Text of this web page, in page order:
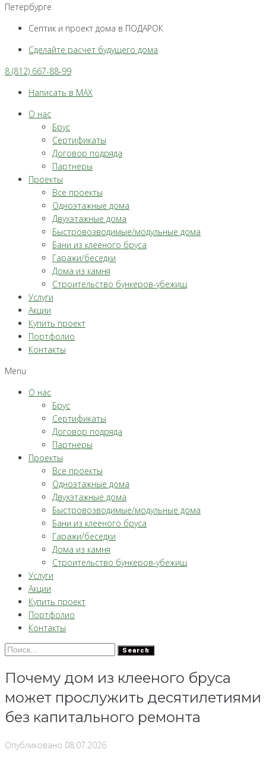
Петербурге
Септик и проект дома в ПОДАРОК
Сделайте расчет будущего дома
8 (812) 667-88-99
Написать в MAX
О нас
Брус
Сертификаты
Договор подряда
Партнеры
Проекты
Все проекты
Одноэтажные дома
Двухэтажные дома
Быстровозводимые/модульные дома
Бани из клееного бруса
Гаражи/беседки
Дома из камня
Строительство бункеров-убежищ
Услуги
Акции
Купить проект
Портфолио
Контакты
Menu
О нас
Брус
Сертификаты
Договор подряда
Партнеры
Проекты
Все проекты
Одноэтажные дома
Двухэтажные дома
Быстровозводимые/модульные дома
Бани из клееного бруса
Гаражи/беседки
Дома из камня
Строительство бункеров-убежищ
Услуги
Акции
Купить проект
Портфолио
Контакты
Search
Почему дом из клееного бруса
может прослужить десятилетиями
без капитального ремонта
Опубликовано 08.07.2026